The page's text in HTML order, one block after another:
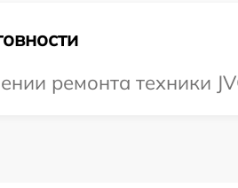
ремонта техники